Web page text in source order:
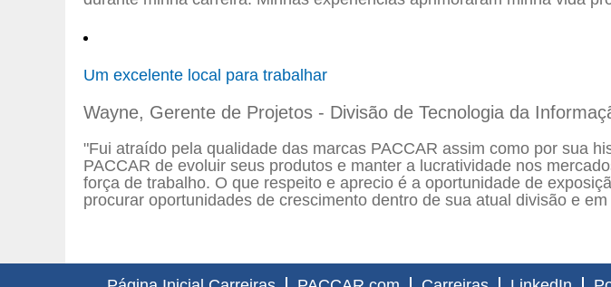
Um excelente local para trabalhar
Wayne, Gerente de Projetos - Divisão de Tecnologia da
"Fui atraído pela qualidade das marcas PACCAR assim como por sua
PACCAR de evoluir seus produtos e manter a lucratividade nos
força de trabalho. O que respeito e aprecio é a oportunidade de
procurar oportunidades de crescimento dentro de sua atual divisão e